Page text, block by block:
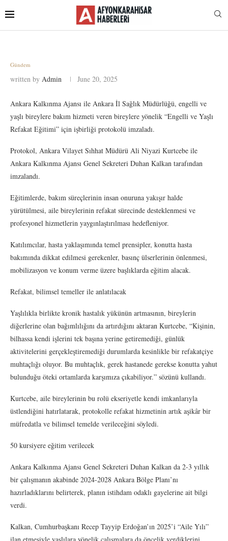
Gündem
written by Admin June 20, 2025
Ankara Kalkınma Ajansı ile Ankara İl Sağlık Müdürlüğü, engelli ve
yaşlı bireylere bakım hizmeti veren bireylere yönelik “Engelli ve Yaşlı
Refakat Eğitimi” için işbirliği protokolü imzaladı.
Protokol, Ankara Vilayet Sıhhat Müdürü Ali Niyazi Kurtcebe ile
Ankara Kalkınma Ajansı Genel Sekreteri Duhan Kalkan tarafından
imzalandı.
Eğitimlerde, bakım süreçlerinin insan onuruna yakışır halde
yürütülmesi, aile bireylerinin refakat sürecinde desteklenmesi ve
profesyonel hizmetlerin yaygınlaştırılması hedefleniyor.
Katılımcılar, hasta yaklaşımında temel prensipler, konutta hasta
bakımında dikkat edilmesi gerekenler, basınç ülserlerinin önlenmesi,
mobilizasyon ve konum verme üzere başlıklarda eğitim alacak.
Refakat, bilimsel temeller ile anlatılacak
Yaşlılıkla birlikte kronik hastalık yükünün artmasının, bireylerin
diğerlerine olan bağımlılığını da artırdığını aktaran Kurtcebe, “Kişinin,
bilhassa kendi işlerini tek başına yerine getiremediği, günlük
aktivitelerini gerçekleştiremediği durumlarda kesinlikle bir refakatçiye
muhtaçlığı oluyor. Bu muhtaçlık, gerek hastanede gerekse konutta yahut
bulunduğu öteki ortamlarda karşımıza çıkabiliyor.” sözünü kullandı.
Kurtcebe, aile bireylerinin bu rolü ekseriyetle kendi imkanlarıyla
üstlendiğini hatırlatarak, protokolle refakat hizmetinin artık aşikâr bir
müfredatla ve bilimsel temelde verileceğini söyledi.
50 kursiyere eğitim verilecek
Ankara Kalkınma Ajansı Genel Sekreteri Duhan Kalkan da 2-3 yıllık
bir çalışmanın akabinde 2024-2028 Ankara Bölge Planı’nı
hazırladıklarını belirterek, planın istihdam odaklı gayelerine ait bilgi
verdi.
Kalkan, Cumhurbaşkanı Recep Tayyip Erdoğan’ın 2025’i “Aile Yılı”